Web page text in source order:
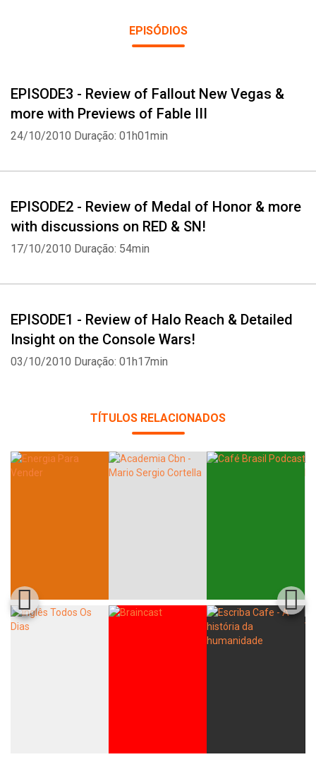
EPISÓDIOS
EPISODE3 - Review of Fallout New Vegas &
more with Previews of Fable III
24/10/2010 Duração: 01h01min
EPISODE2 - Review of Medal of Honor & more
with discussions on RED & SN!
17/10/2010 Duração: 54min
EPISODE1 - Review of Halo Reach & Detailed
Insight on the Console Wars!
03/10/2010 Duração: 01h17min
TÍTULOS RELACIONADOS